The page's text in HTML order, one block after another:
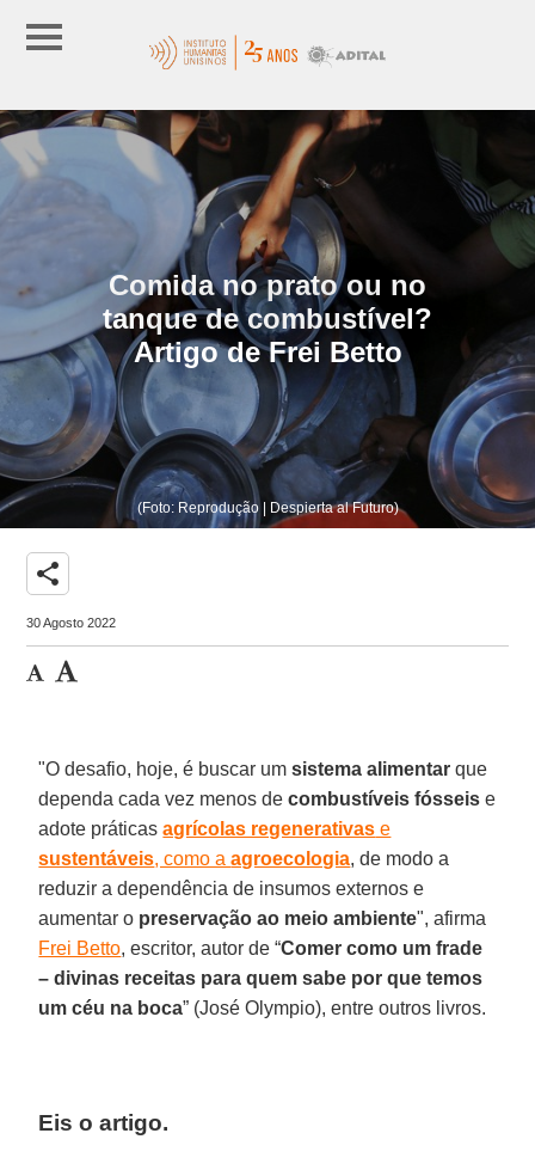
Comida no prato ou no
tanque de combustível?
Artigo de Frei Betto
(Foto: Reprodução | Despierta al Futuro)
share
30 Agosto 2022
"O desafio, hoje, é buscar umsistema alimentar que
dependa cada vez menos de combustíveis fósseis e
adote práticasagrícolas regenerativas e
sustentáveis, como aagroecologia, de modo a
reduzir a dependência de insumos externos e
aumentar o preservação ao meio ambiente", afirma
Frei Betto, escritor, autor de “Comer como um frade
– divinas receitas para quem sabe por que temos
um céu na boca” (José Olympio), entre outros livros.
Eis o artigo.